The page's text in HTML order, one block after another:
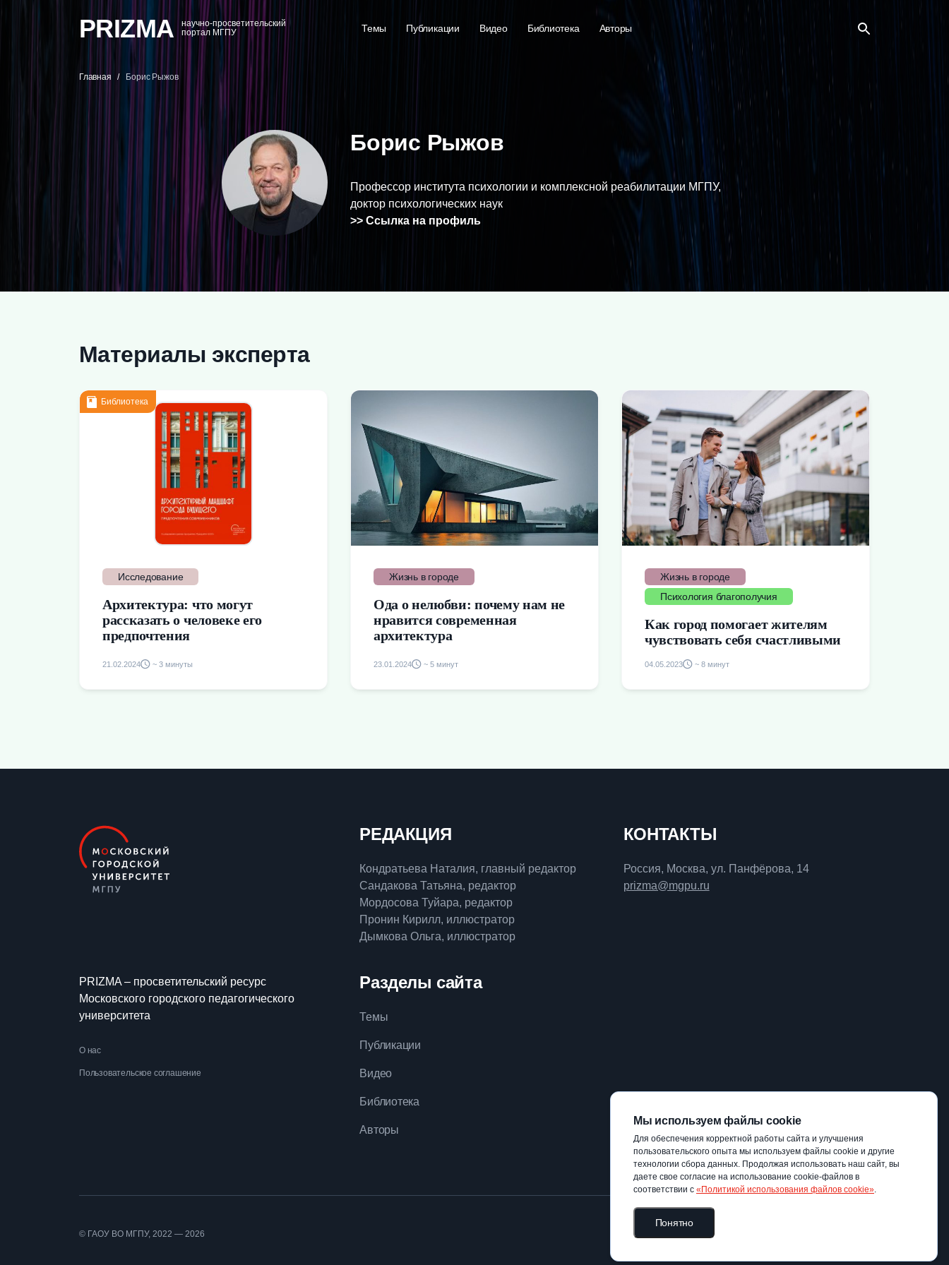
PRIZMA
научно-просветительский
портал МГПУ
Темы Публикации Видео Библиотека Авторы
Главная Борис Рыжов
Борис Рыжов
Профессор института психологии и комплексной реабилитации МГПУ,
доктор психологических наук
>> Ссылка на профиль
Материалы эксперта
Библиотека
Исследование
Архитектура: что могут
рассказать о человеке его
предпочтения
21.02.2024 ~ 3 минуты
Жизнь в городе
Ода о нелюбви: почему нам не
нравится современная
архитектура
23.01.2024 ~ 5 минут
Жизнь в городе
Психология благополучия
Как город помогает жителям
чувствовать себя счастливыми
04.05.2023 ~ 8 минут
РЕДАКЦИЯ
Кондратьева Наталия, главный редактор
Сандакова Татьяна, редактор
Мордосова Туйара, редактор
Пронин Кирилл, иллюстратор
Дымкова Ольга, иллюстратор
КОНТАКТЫ
Россия, Москва, ул. Панфёрова, 14
prizma@mgpu.ru
PRIZMA – просветительский ресурс
Московского городского педагогического
университета
О нас
Пользовательское соглашение
Разделы сайта
Темы
Публикации
Видео
Библиотека
Авторы
© ГАОУ ВО МГПУ, 2022 — 2026
Мы используем файлы cookie
Для обеспечения корректной работы сайта и улучшения
пользовательского опыта мы используем файлы cookie и другие
технологии сбора данных. Продолжая использовать наш сайт, вы
даете свое согласие на использование cookie-файлов в
соответствии с «Политикой использования файлов cookie».
Понятно